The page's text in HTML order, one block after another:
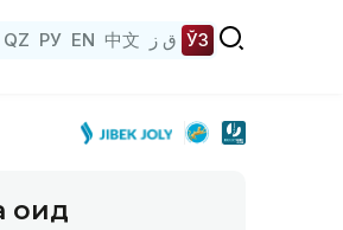
QZ РУ EN 中文 ق ز ЎЗ
оид